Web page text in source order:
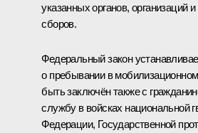
указанных органов, организаций
сборов.
Федеральный закон
о пребывании в
быть заключён также с
службу в войсках национальной
Федерации, Государственной